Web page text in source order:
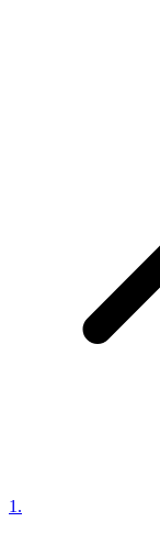
1 .